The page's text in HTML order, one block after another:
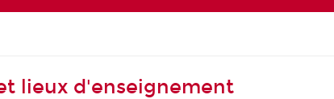
lieux d'enseignement